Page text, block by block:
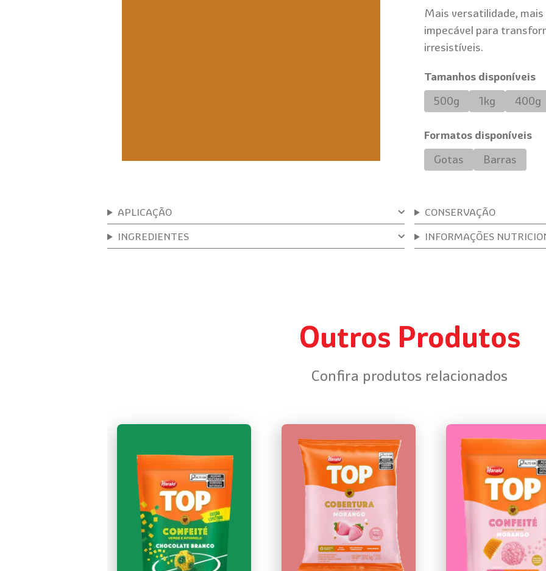
Mais versatilidade,
impecável para
irresistíveis.
Tamanhos disponíveis
500g
1kg 400g
Formatos disponíveis
Gotas
Barras
APLICAÇÃO
CONSERVAÇÃO
INGREDIENTES
INFORMAÇÕES
Outros Produtos
Confira produtos relacionados